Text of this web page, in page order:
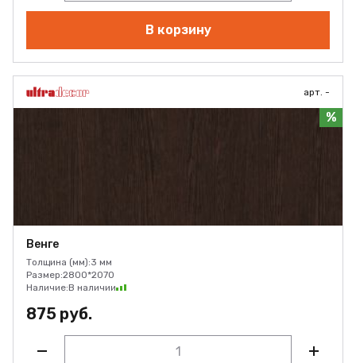
В корзину
арт. -
%
Венге
Толщина (мм):3 мм
Размер:2800*2070
Наличие:В наличии
875 руб.